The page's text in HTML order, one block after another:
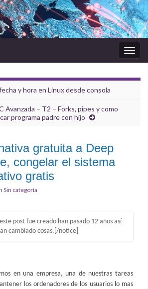
la
y hora en Linux desde consola
Avanzada – T2 – Forks, pipes y como
programa padre con hijo
gratuita a Deep
congelar el sistema
gratis
Sin categoría
post fue creado han pasado 12 años así
cambiado cosas.[/notice]
en una empresa, una de nuestras tareas
los ordenadores de los usuarios lo mas